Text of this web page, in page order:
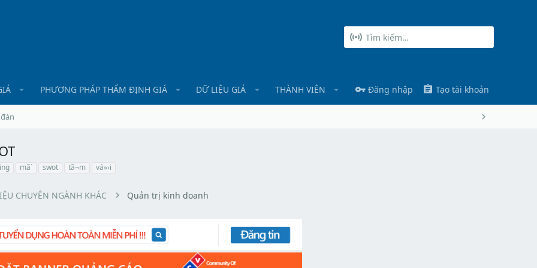
PHƯƠNG PHÁP THẨM ĐỊNH GIÁ DỮ LIỆU GIÁ THÀNH VIÊN Đăng nhập Tạo tài khoản
mã´ swot tã¬m vá»›i
CHUYÊN NGÀNH KHÁC Quản trị kinh doanh